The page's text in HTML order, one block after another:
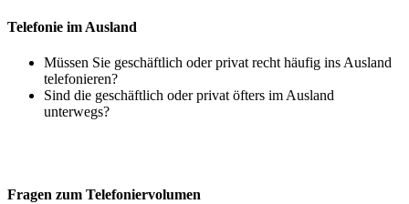
Telefonie im Ausland
Müssen Sie geschäftlich oder privat recht häufig ins Ausland
telefonieren?
Sind die geschäftlich oder privat öfters im Ausland
unterwegs?
Fragen zum Telefoniervolumen